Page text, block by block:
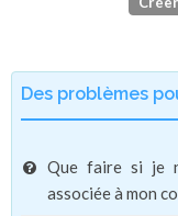
Des problèmes
Que faire si je
associée à mon